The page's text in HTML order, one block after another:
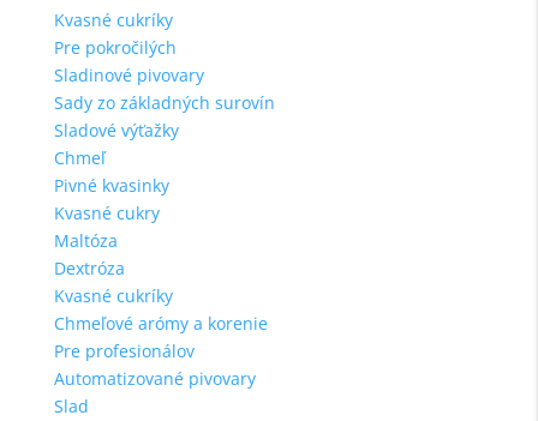
Kvasné cukríky
Pre pokročilých
Sladinové pivovary
Sady zo základných surovín
Sladové výťažky
Chmeľ
Pivné kvasinky
Kvasné cukry
Maltóza
Dextróza
Kvasné cukríky
Chmeľové arómy a korenie
Pre profesionálov
Automatizované pivovary
Slad